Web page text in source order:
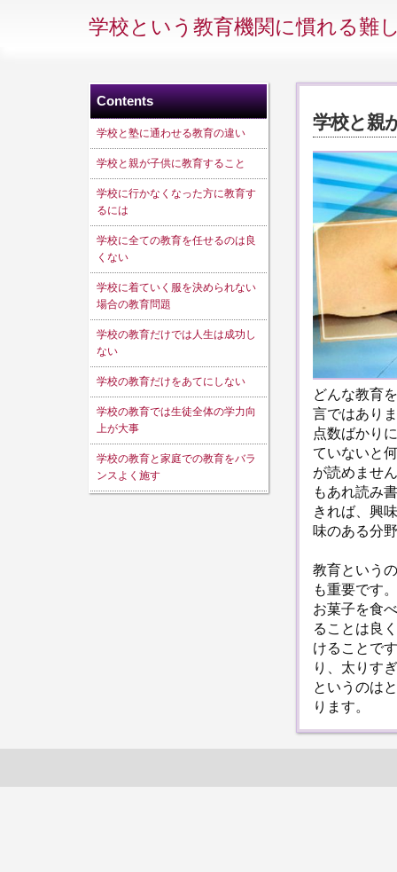
学校という教育機関に慣れる難
Contents
学校と塾に通わせる教育の違い
学校と親が子供に教育すること
学校に行かなくなった方に教育す
るには
学校に全ての教育を任せるのは良
くない
学校に着ていく服を決められない
場合の教育問題
学校の教育だけでは人生は成功し
ない
学校の教育だけをあてにしない
学校の教育では生徒全体の学力向
上が大事
学校の教育と家庭での教育をバラ
ンスよく施す
学校と親
どんな教育
言ではあり
点数ばかり
ていないと
が読めませ
もあれ読み
きれば、興
味のある分
教育という
も重要です
お菓子を食
ることは良
けることで
り、太りす
というのは
ります。